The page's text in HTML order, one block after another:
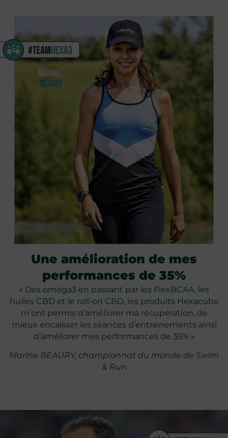
Une amélioration de mes
performances de 35%
« Des oméga3 en passant par les FlexBCAA, les
huiles CBD et le roll-on CBD, les produits Hexacube
m’ont permis d’améliorer ma récupération, de
mieux encaisser les séances d’entrainements ainsi
d’améliorer mes performances de 35% »
Marine BEAURY, championnat du monde de Swim
& Run